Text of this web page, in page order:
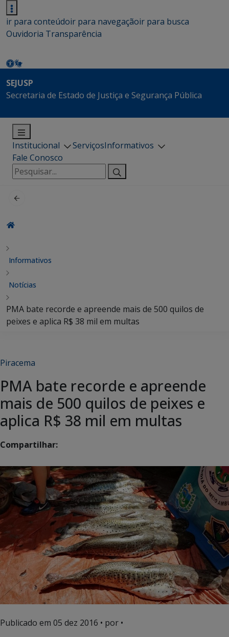
ir para conteúdoir para navegaçãoir para busca
Ouvidoria Transparência
SEJUSP
Secretaria de Estado de Justiça e Segurança Pública
Institucional ServiçosInformativos
Fale Conosco
Pesquisar
por:
Informativos
Notícias
PMA bate recorde e apreende mais de 500 quilos de
peixes e aplica R$ 38 mil em multas
Piracema
PMA bate recorde e apreende
mais de 500 quilos de peixes e
aplica R$ 38 mil em multas
Compartilhar:
Publicado em 05 dez 2016 • por •